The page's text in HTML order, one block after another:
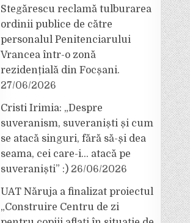
Stegărescu reclamă tulburarea
ordinii publice de către
personalul Penitenciarului
Vrancea într-o zonă
rezidențială din Focșani.
27/06/2026
Cristi Irimia: „Despre
suveranism, suveraniști și cum
se atacă singuri, fără să-și dea
seama, cei care-i… atacă pe
suveraniști” :) 26/06/2026
UAT Năruja a finalizat proiectul
„Construire Centru de zi